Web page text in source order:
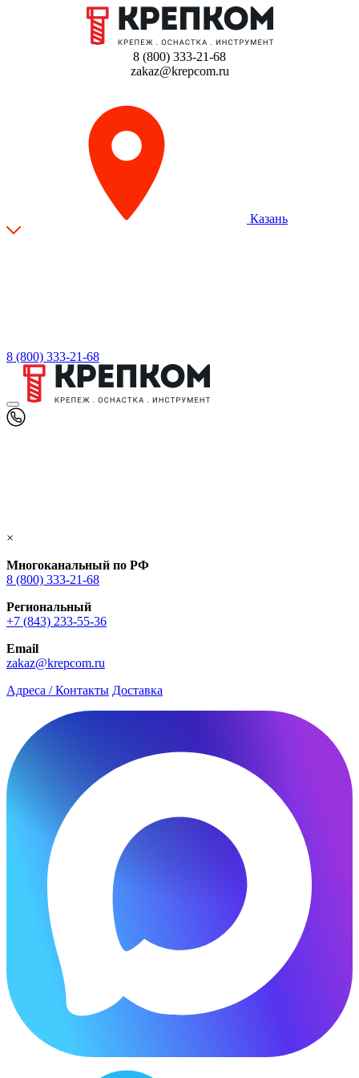
8 (800) 333-21-68
zakaz@krepcom.ru
Казань
8 (800) 333-21-68
×
Многоканальный по РФ
8 (800) 333‑21-68
Региональный
+7 (843) 233-55-36
Email
zakaz@krepcom.ru
Адреса / Контакты Доставка